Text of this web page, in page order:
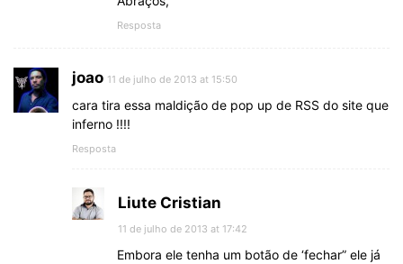
Resposta
joao 11 de julho de 2013 at 15:50
cara tira essa maldição de pop up de RSS do site que
inferno !!!!
Resposta
Liute Cristian
11 de julho de 2013 at 17:42
Embora ele tenha um botão de ‘fechar” ele já